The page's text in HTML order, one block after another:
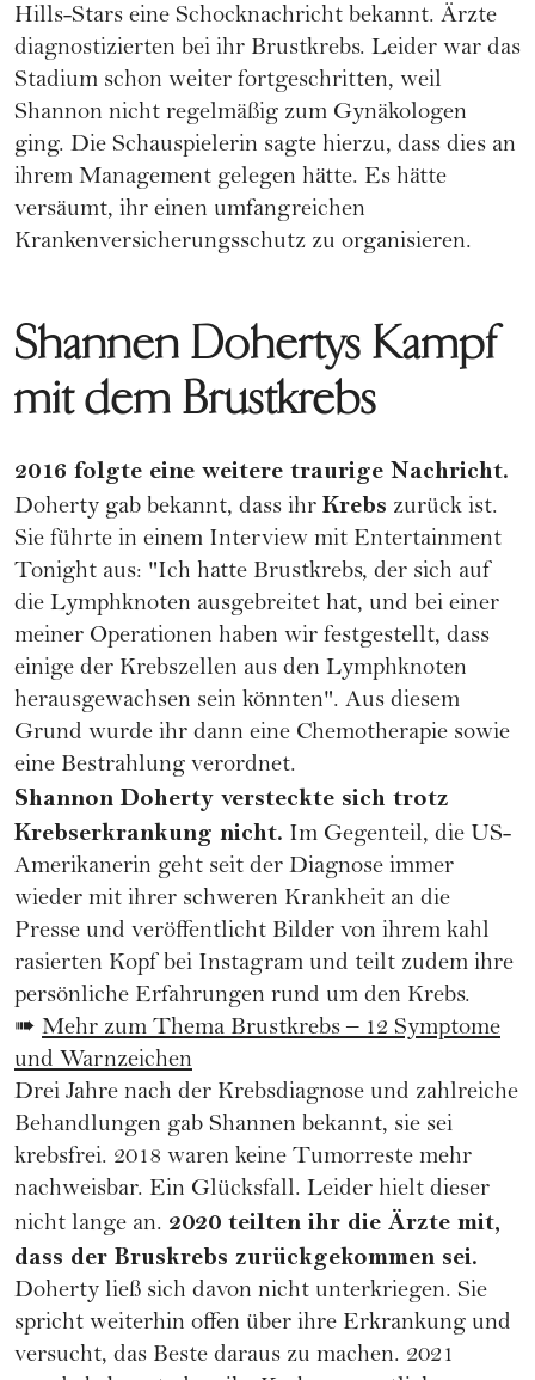
Hills-Stars eine Schocknachricht bekannt. Ärzte
diagnostizierten bei ihr Brustkrebs. Leider war das
Stadium schon weiter fortgeschritten, weil
Shannon nicht regelmäßig zum Gynäkologen
ging. Die Schauspielerin sagte hierzu, dass dies an
ihrem Management gelegen hätte. Es hätte
versäumt, ihr einen umfangreichen
Krankenversicherungsschutz zu organisieren.
Shannen Dohertys Kampf
mit dem Brustkrebs
2016 folgte eine weitere traurige Nachricht.
Doherty gab bekannt, dass ihr Krebs zurück ist.
Sie führte in einem Interview mit Entertainment
Tonight aus: "Ich hatte Brustkrebs, der sich auf
die Lymphknoten ausgebreitet hat, und bei einer
meiner Operationen haben wir festgestellt, dass
einige der Krebszellen aus den Lymphknoten
herausgewachsen sein könnten". Aus diesem
Grund wurde ihr dann eine Chemotherapie sowie
eine Bestrahlung verordnet.
Shannon Doherty versteckte sich trotz
Krebserkrankung nicht. Im Gegenteil, die US-
Amerikanerin geht seit der Diagnose immer
wieder mit ihrer schweren Krankheit an die
Presse und veröffentlicht Bilder von ihrem kahl
rasierten Kopf bei Instagram und teilt zudem ihre
persönliche Erfahrungen rund um den Krebs.
➠ Mehr zum Thema Brustkrebs – 12 Symptome
und Warnzeichen
Drei Jahre nach der Krebsdiagnose und zahlreiche
Behandlungen gab Shannen bekannt, sie sei
krebsfrei. 2018 waren keine Tumorreste mehr
nachweisbar. Ein Glücksfall. Leider hielt dieser
nicht lange an. 2020 teilten ihr die Ärzte mit,
dass der Bruskrebs zurückgekommen sei.
Doherty ließ sich davon nicht unterkriegen. Sie
spricht weiterhin offen über ihre Erkrankung und
versucht, das Beste daraus zu machen. 2021